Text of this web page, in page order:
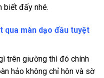
biết đấy nhé.
qua màn dạo đầu tuyệt
trên giường thì đó chính
hảo không chỉ hôn và sờ